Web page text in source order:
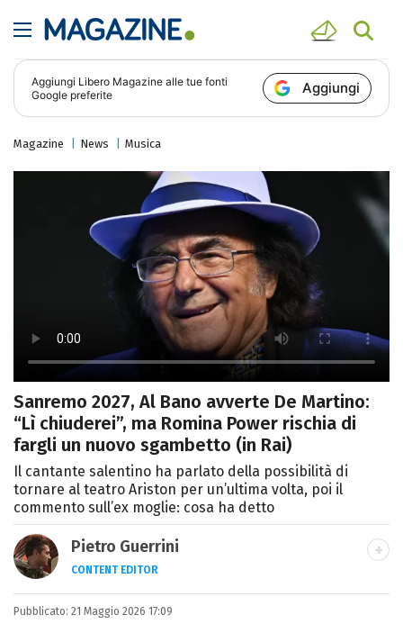
Aggiungi Libero Magazine alle tue fonti
Google preferite
Aggiungi
Magazine News Musica
Sanremo 2027, Al Bano avverte De Martino:
“Lì chiuderei”, ma Romina Power rischia di
fargli un nuovo sgambetto (in Rai)
Il cantante salentino ha parlato della possibilità di
tornare al teatro Ariston per un’ultima volta, poi il
commento sull’ex moglie: cosa ha detto
Pietro Guerrini
CONTENT EDITOR
Laurea in Lettere, smania di viaggi e
passione per i cartoni (della pizza e della
Pubblicato: 21 Maggio 2026 17:09